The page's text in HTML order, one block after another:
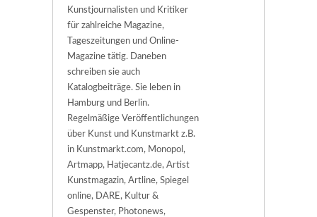
Kunstjournalisten und Kritiker
für zahlreiche Magazine,
Tageszeitungen und Online-
Magazine tätig. Daneben
schreiben sie auch
Katalogbeiträge. Sie leben in
Hamburg und Berlin.
Regelmäßige Veröffentlichungen
über Kunst und Kunstmarkt z.B.
in Kunstmarkt.com, Monopol,
Artmapp, Hatjecantz.de, Artist
Kunstmagazin, Artline, Spiegel
online, DARE, Kultur &
Gespenster, Photonews,